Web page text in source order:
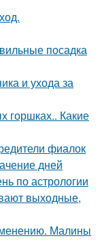
посадка
и ухода за
горшках.. Какие
фиалок
дней
по астрологии
выходные,
Малины